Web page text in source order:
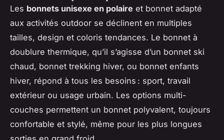
Les bonnets unisexe en polaire et bonnet adapté
aux activités outdoor se déclinent en multiples
tailles, design et coloris tendances. Le bonnet à
doublure thermique, qu’il s’agisse d’un bonnet ski
chaud, bonnet trekking hiver, ou bonnet enfants
hiver, répond à tous les besoins : sport, travail
extérieur ou usage urbain. Les options multi-
couches permettent un bonnet polyvalent, toujours
confortable et stylé, même pour les plus longues